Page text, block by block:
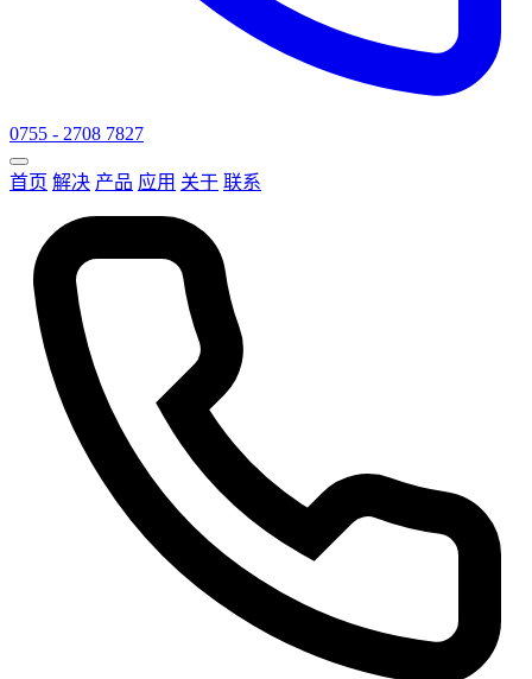
0755 - 2708 7827
首页 解决 产品 应用 关于 联系